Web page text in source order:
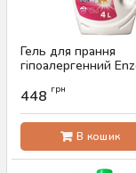
Гель для прання
гіпоалергенний
Артикул:
448 грн
В кошик